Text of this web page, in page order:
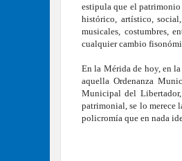
estipula que el
histórico, artístico,
musicales, costumbres,
cualquier cambio
En la Mérida de hoy, en
aquella Ordenanza
Municipal del
patrimonial, se lo merece
policromía que en nada